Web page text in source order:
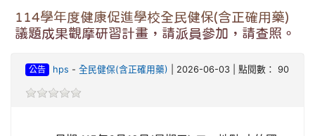
114學年度健康促進學校全民健保(含正確用藥)
議題成果觀摩研習計畫，請派員參加，請查照。
公告 hps - 全民健保(含正確用藥) | 2026-06-03 | 點閱數： 90